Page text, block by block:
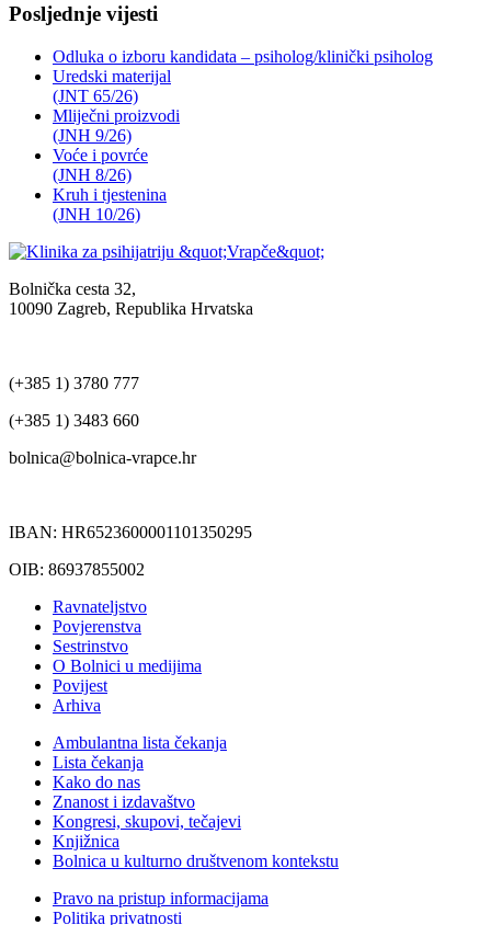
Posljednje vijesti
Odluka o izboru kandidata – psiholog/klinički psiholog
Uredski materijal
(JNT 65/26)
Mliječni proizvodi
(JNH 9/26)
Voće i povrće
(JNH 8/26)
Kruh i tjestenina
(JNH 10/26)
Bolnička cesta 32,
10090 Zagreb, Republika Hrvatska
(+385 1) 3780 777
(+385 1) 3483 660
bolnica@bolnica-vrapce.hr
IBAN: HR6523600001101350295
OIB: 86937855002
Ravnateljstvo
Povjerenstva
Sestrinstvo
O Bolnici u medijima
Povijest
Arhiva
Ambulantna lista čekanja
Lista čekanja
Kako do nas
Znanost i izdavaštvo
Kongresi, skupovi, tečajevi
Knjižnica
Bolnica u kulturno društvenom kontekstu
Pravo na pristup informacijama
Politika privatnosti